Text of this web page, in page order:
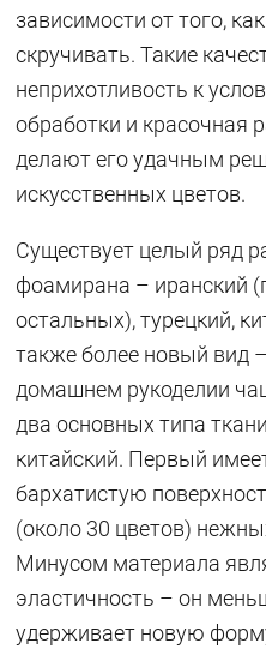
зависимости от того,
скручивать. Такие
неприхотливость к
обработки и красочная
делают его удачным
искусственных цветов.
Существует целый ряд
фоамирана – иранский
остальных), турецкий,
также более новый вид
домашнем рукоделии
два основных типа
китайский. Первый
бархатистую
(около 30 цветов)
Минусом материала
эластичность – он
удерживает новую